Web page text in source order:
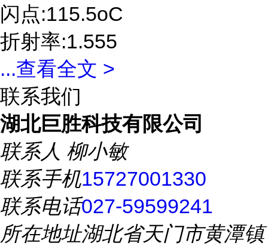
闪点:115.5oC
折射率:1.555
...查看全文 >
联系我们
湖北巨胜科技有限公司
联系人 柳小敏
联系手机15727001330
联系电话027-59599241
所在地址湖北省天门市黄潭镇